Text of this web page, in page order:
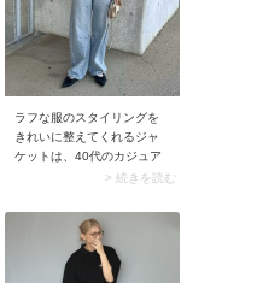
ラフな服のスタイリングを
きれいに整えてくれるジャ
ケットは、40代のカジュア
ルコーデにうってつけ。デ
ーのボタン付きジャケット
を羽織るだけでグッと品よ
く決まります。1枚持ってお
けばカジュアルを大人っぽ
> 続きを読む